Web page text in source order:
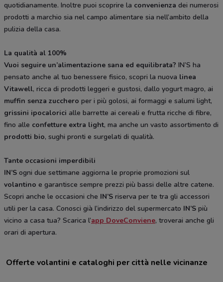
quotidianamente. Inoltre puoi scoprire la convenienza dei numerosi
prodotti a marchio sia nel campo alimentare sia nell’ambito della
pulizia della casa.
La qualità al 100%
Vuoi seguire un’alimentazione sana ed equilibrata? IN’S ha
pensato anche al tuo benessere fisico, scopri la nuova linea
Vitawell, ricca di prodotti leggeri e gustosi, dallo yogurt magro, ai
muffin senza zucchero per i più golosi, ai formaggi e salumi light,
grissini ipocalorici alle barrette ai cereali e frutta ricche di fibre,
fino alle confetture extra light, ma anche un vasto assortimento di
prodotti bio, sughi pronti e surgelati di qualità.
Tante occasioni imperdibili
IN’S ogni due settimane aggiorna le proprie promozioni sul
volantino e garantisce sempre prezzi più bassi delle altre catene.
Scopri anche le occasioni che IN’S riserva per te tra gli accessori
utili per la casa. Conosci già l’indirizzo del supermercato IN’S più
vicino a casa tua? Scarica l’app DoveConviene, troverai anche gli
orari di apertura.
Offerte volantini e cataloghi per città nelle vicinanze